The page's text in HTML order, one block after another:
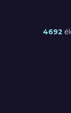
4692